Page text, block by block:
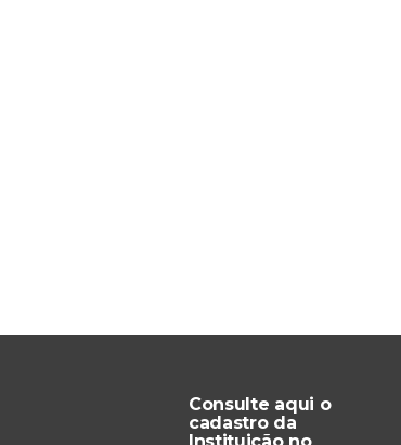
Consulte aqui o
cadastro da